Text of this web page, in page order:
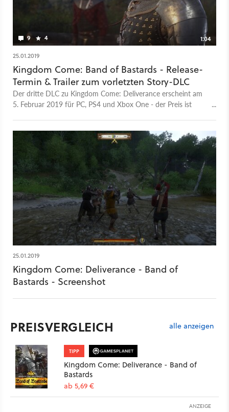
9 4
1:04
25.01.2019
Kingdom Come: Band of Bastards - Release-
Termin & Trailer zum vorletzten Story-DLC
Der dritte DLC zu Kingdom Come: Deliverance erscheint am
5. Februar 2019 für PC, PS4 und Xbox One - der Preis ist
sicher halten sollen - dabei aber oft genug selbst Ärger
anzetteln. Bei der Patroullie durch die Provinz treffen sie auf
alte Erzfeinde von Herrn Radzig. Der Trailer zum DLC zeigt in
einer Szene auch, wie die beiden Gruppen aufeinander
zustürmen. Nach From the Ashes und The Amorous
Adventures of Bold Sir Hans Capon ist Band of Bastards der
vorletzte DLC für das Mittelalter-Rollenspiel. Im vierten DLC, A
Woman's Lot, wird man nicht mehr Heinrich, sondern Theresa
spielen. Plus: Historiker analysieren Kingdom Come -
Zwischen Realismus und Verklärung Kingdom Come hübscher
machen: Diese Grafik-Mod verbessert die Lichteffekte!
25.01.2019
Kingdom Come: Deliverance - Band of
Bastards - Screenshot
PREISVERGLEICH alle anzeigen
TIPP
Kingdom Come: Deliverance - Band of
Bastards
ab 5,69 €
ANZEIGE